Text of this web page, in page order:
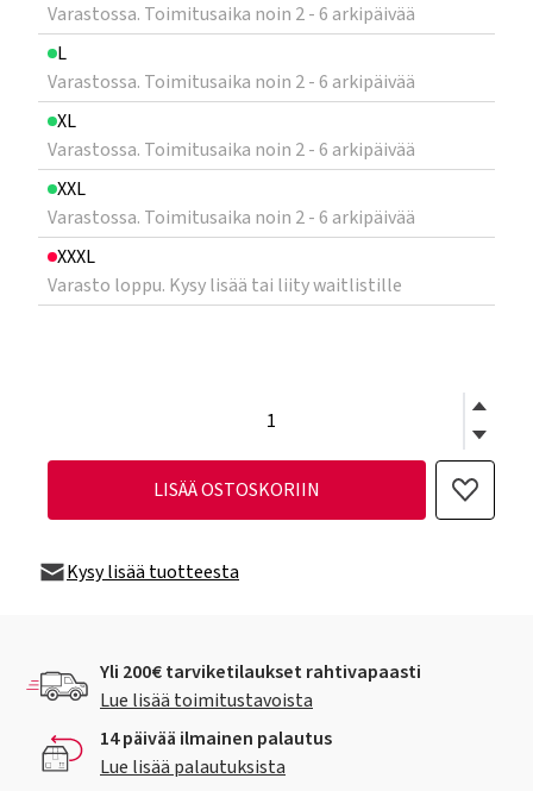
Varastossa. Toimitusaika noin 2 - 6 arkipäivää
L
Varastossa. Toimitusaika noin 2 - 6 arkipäivää
XL
Varastossa. Toimitusaika noin 2 - 6 arkipäivää
XXL
Varastossa. Toimitusaika noin 2 - 6 arkipäivää
XXXL
Varasto loppu. Kysy lisää tai liity waitlistille
LISÄÄ OSTOSKORIIN
Kysy lisää tuotteesta
Yli 200€ tarviketilaukset rahtivapaasti
Lue lisää toimitustavoista
14 päivää ilmainen palautus
Lue lisää palautuksista